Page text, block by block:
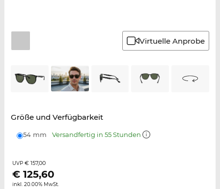
Virtuelle Anprobe
Größe und Verfügbarkeit
54 mm Versandfertig in 55 Stunden
UVP € 157,00
€ 125,60
inkl. 20.00% MwSt.